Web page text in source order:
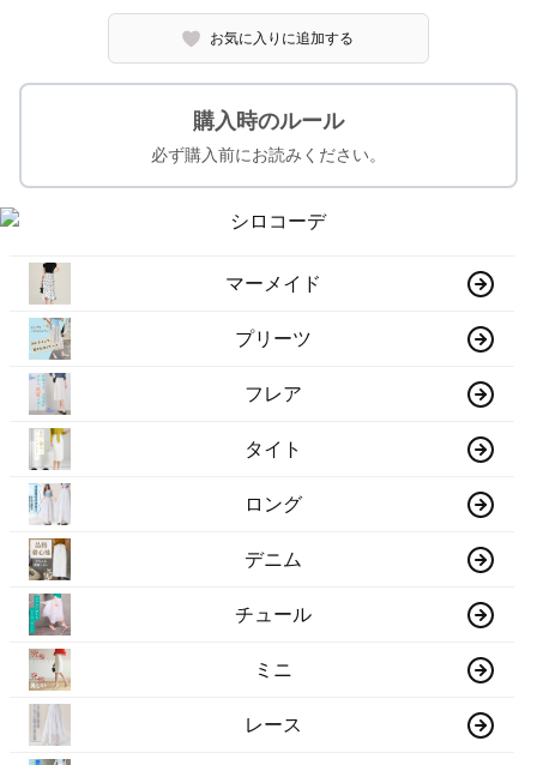
お気に入りに追加する
購入時のルール
必ず購入前にお読みください。
マーメイド
プリーツ
フレア
タイト
ロング
デニム
チュール
ミニ
レース